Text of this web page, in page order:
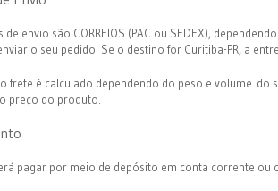
de envio são CORREIOS (PAC ou SEDEX),
o seu pedido. Se o destino for Curitiba-PR, a
frete é calculado dependendo do peso e volume do
preço do produto.
pagar por meio de depósito em conta corrente ou